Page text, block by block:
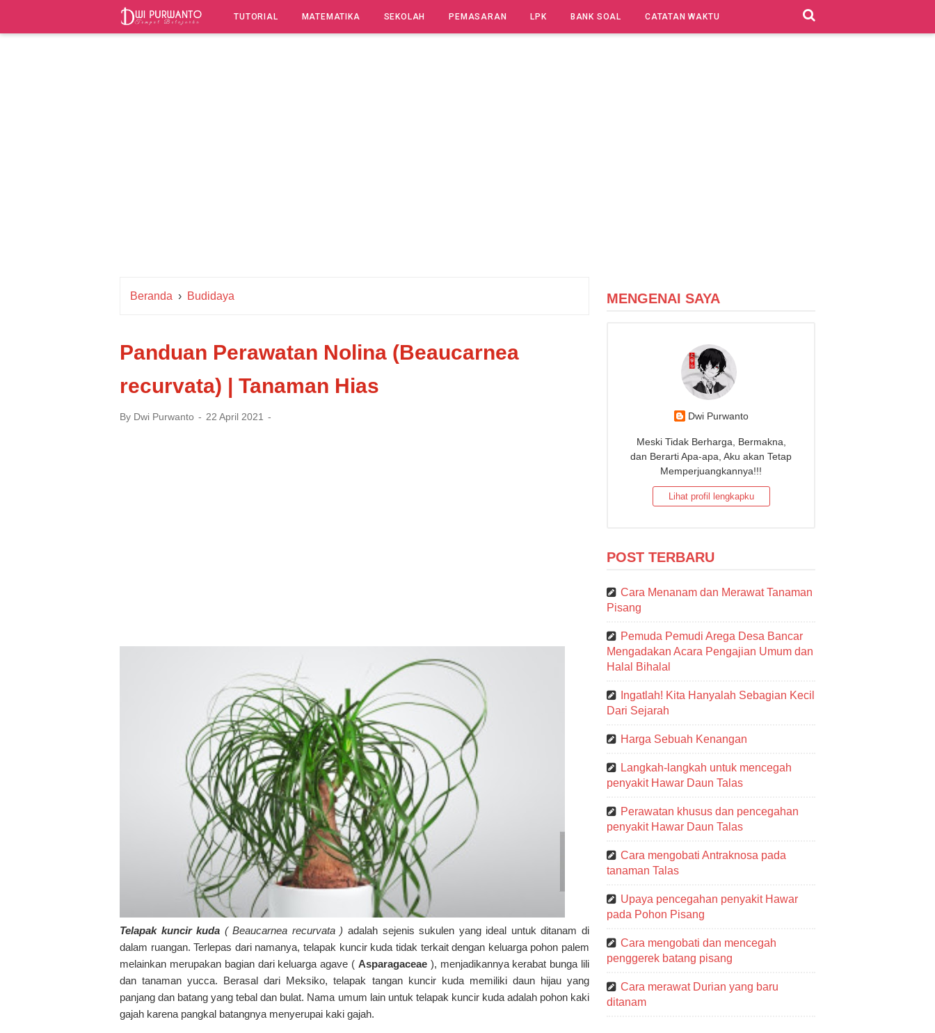
TUTORIAL MATEMATIKA SEKOLAH PEMASARAN LPK BANK SOAL CATATAN WAKTU
Beranda › Budidaya
Panduan Perawatan Nolina (Beaucarnea
recurvata) | Tanaman Hias
By Dwi Purwanto 22 April 2021
Telapak kuncir kuda ( Beaucarnea recurvata ) adalah sejenis sukulen yang ideal untuk ditanam di
dalam ruangan. Terlepas dari namanya, telapak kuncir kuda tidak terkait dengan keluarga pohon palem
melainkan merupakan bagian dari keluarga agave ( Asparagaceae), menjadikannya kerabat bunga lili
dan tanaman yucca. Berasal dari Meksiko, telapak tangan kuncir kuda memiliki daun hijau yang
panjang dan batang yang tebal dan bulat. Nama umum lain untuk telapak kuncir kuda adalah pohon kaki
gajah karena pangkal batangnya menyerupai kaki gajah.
MENGENAI SAYA
Dwi Purwanto
Meski Tidak Berharga, Bermakna,
dan Berarti Apa-apa, Aku akan Tetap
Memperjuangkannya!!!
Lihat profil lengkapku
POST TERBARU
Cara Menanam dan Merawat Tanaman
Pisang
Pemuda Pemudi Arega Desa Bancar
Mengadakan Acara Pengajian Umum dan
Halal Bihalal
Ingatlah! Kita Hanyalah Sebagian Kecil
Dari Sejarah
Harga Sebuah Kenangan
Langkah-langkah untuk mencegah
penyakit Hawar Daun Talas
Perawatan khusus dan pencegahan
penyakit Hawar Daun Talas
Cara mengobati Antraknosa pada
tanaman Talas
Upaya pencegahan penyakit Hawar
pada Pohon Pisang
Cara mengobati dan mencegah
penggerek batang pisang
Cara merawat Durian yang baru
ditanam